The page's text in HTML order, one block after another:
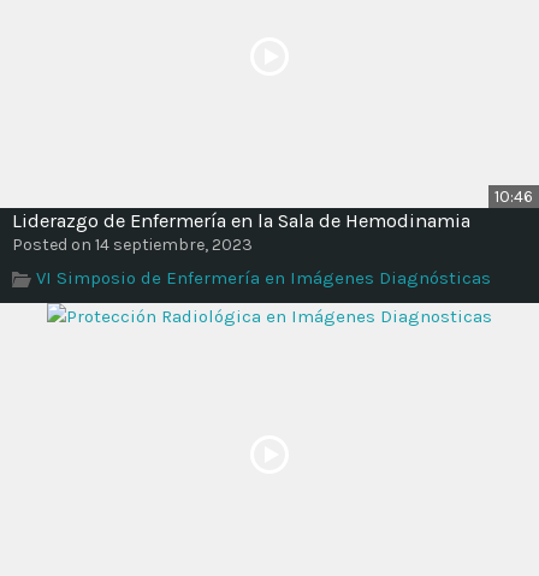
10:46
Liderazgo de Enfermería en la Sala de Hemodinamia
Posted on 14 septiembre, 2023
VI Simposio de Enfermería en Imágenes Diagnósticas